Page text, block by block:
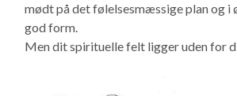
mødt på det følelsesmæssige plan og i
god form.
Men dit spirituelle felt ligger uden for